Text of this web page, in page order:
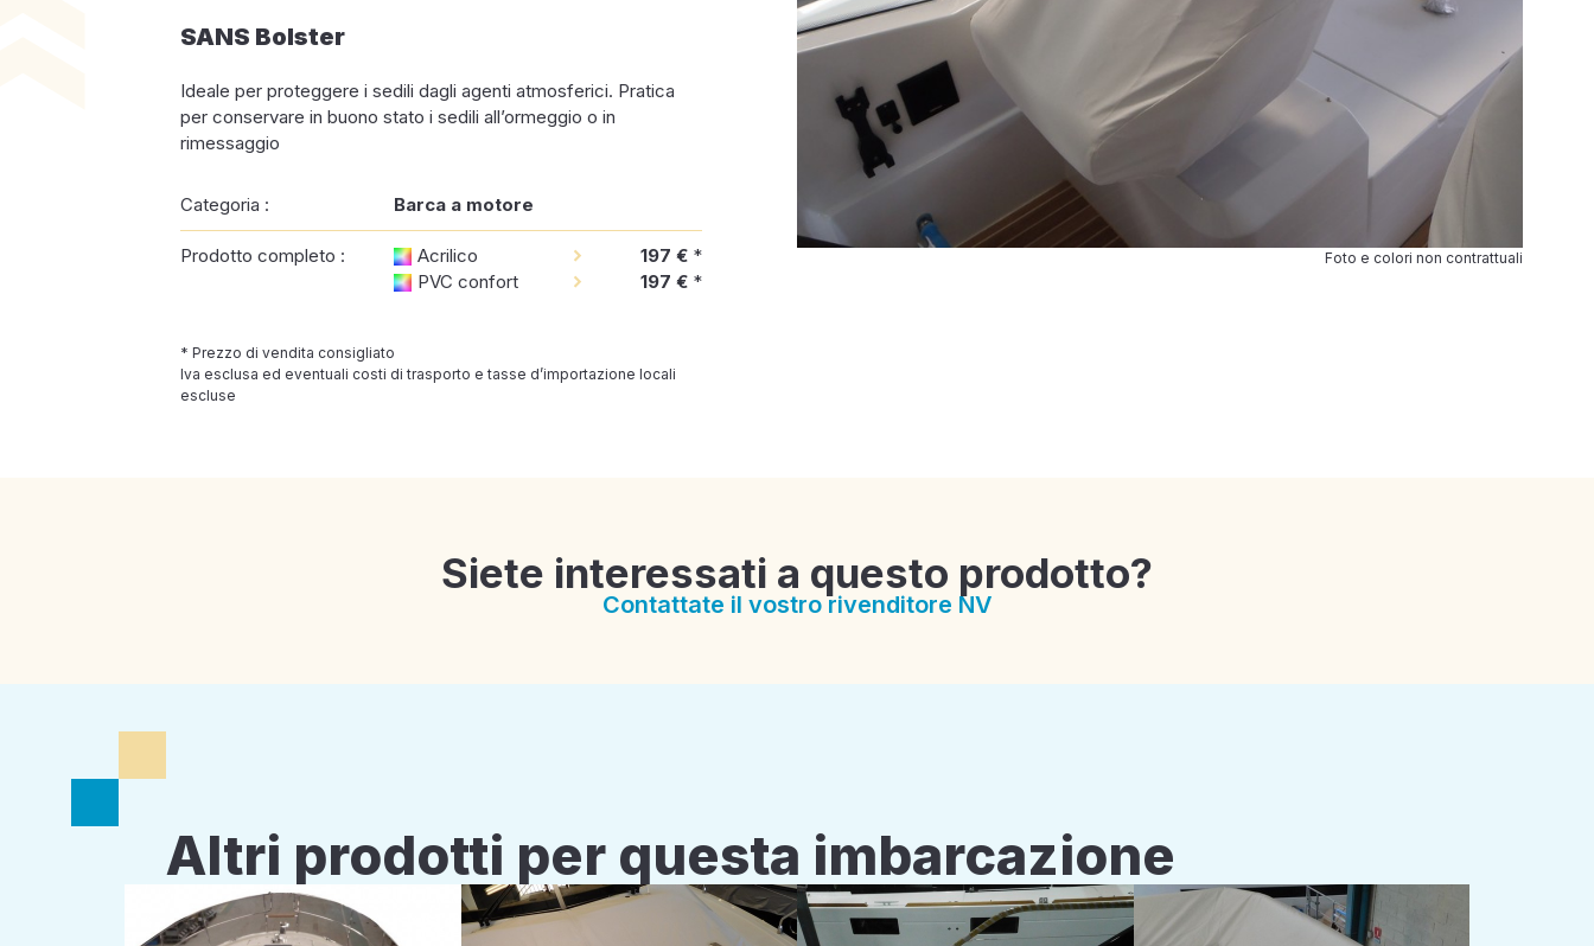
SANS Bolster
Ideale per proteggere i sedili dagli agenti atmosferici. Pratica
per conservare in buono stato i sedili all’ormeggio o in
rimessaggio
Categoria : Barca a motore
Prodotto completo : Acrilico 197 € *
PVC confort
197 € *
* Prezzo di vendita consigliato
Iva esclusa ed eventuali costi di trasporto e tasse d’importazione locali
escluse
Foto e colori non contrattuali
Siete interessati a questo prodotto?
Contattate il vostro rivenditore NV
Altri prodotti per questa imbarcazione